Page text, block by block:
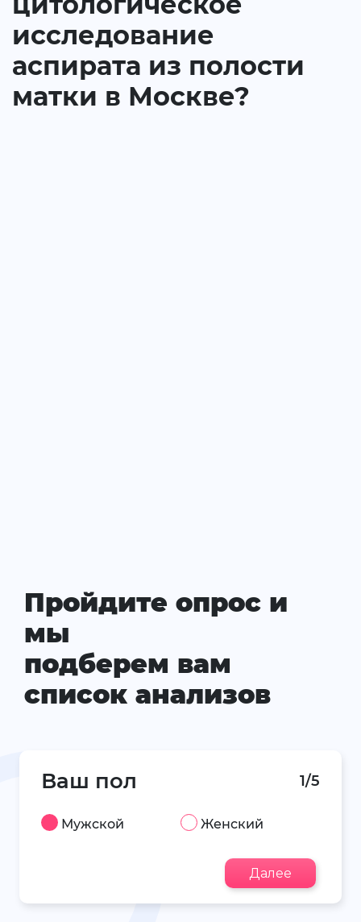
исследование
аспирата из полости
матки в Москве?
Пройдите опрос и
мы
подберем вам
список анализов
Ваш пол 1/5
Мужской Женский
Далее